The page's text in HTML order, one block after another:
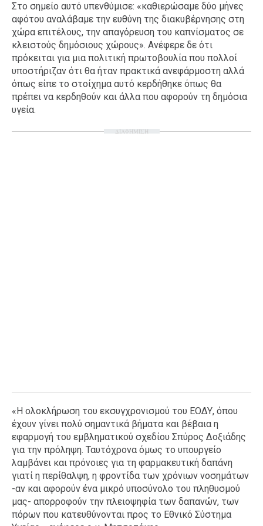
Στο σημείο αυτό υπενθύμισε: «καθιερώσαμε δύο μήνες
αφότου αναλάβαμε την ευθύνη της διακυβέρνησης στη
χώρα επιτέλους, την απαγόρευση του καπνίσματος σε
κλειστούς δημόσιους χώρους». Ανέφερε δε ότι
πρόκειται για μια πολιτική πρωτοβουλία που πολλοί
υποστήριζαν ότι θα ήταν πρακτικά ανεφάρμοστη αλλά
όπως είπε το στοίχημα αυτό κερδήθηκε όπως θα
πρέπει να κερδηθούν και άλλα που αφορούν τη δημόσια
υγεία.
ΔΙΑΦΗΜΙΣΗ
«Η ολοκλήρωση του εκσυγχρονισμού του ΕΟΔΥ, όπου
έχουν γίνει πολύ σημαντικά βήματα και βέβαια η
εφαρμογή του εμβληματικού σχεδίου Σπύρος Δοξιάδης
για την πρόληψη. Ταυτόχρονα όμως το υπουργείο
λαμβάνει και πρόνοιες για τη φαρμακευτική δαπάνη
γιατί η περίθαλψη, η φροντίδα των χρόνιων νοσημάτων
-αν και αφορούν ένα μικρό υποσύνολο του πληθυσμού
μας- απορροφούν την πλειοψηφία των δαπανών, των
πόρων που κατευθύνονται προς το Εθνικό Σύστημα